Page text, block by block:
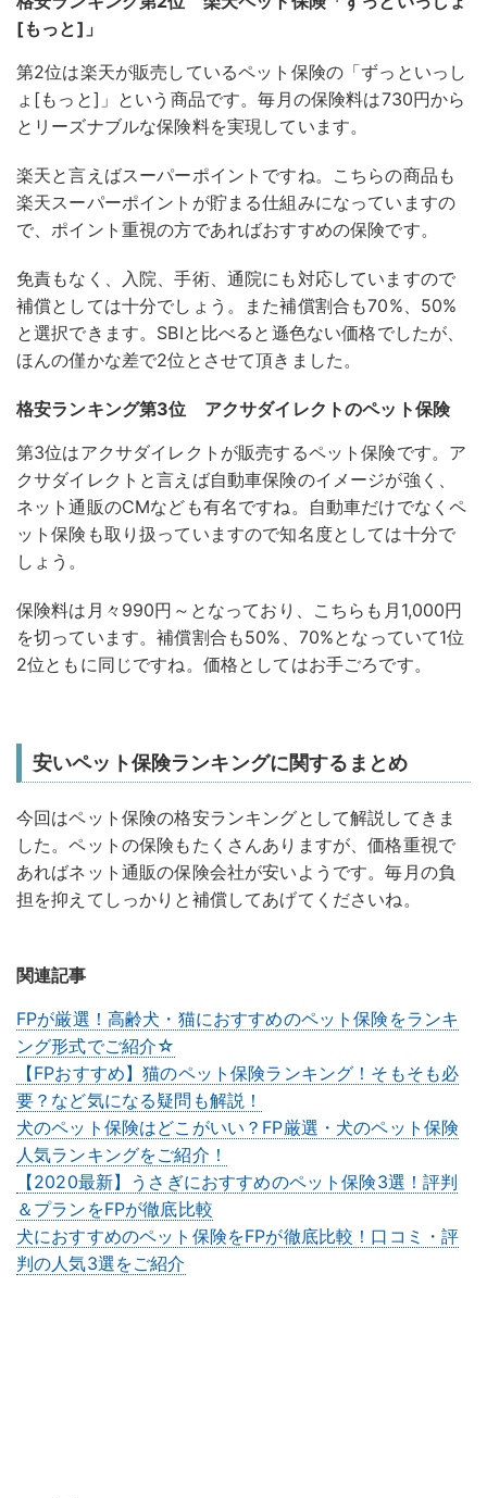
[もっと]」
第2位は楽天が販売しているペット保険の「ずっといっし
ょ[もっと]」という商品です。毎月の保険料は730円から
とリーズナブルな保険料を実現しています。
楽天と言えばスーパーポイントですね。こちらの商品も
楽天スーパーポイントが貯まる仕組みになっていますの
で、ポイント重視の方であればおすすめの保険です。
免責もなく、入院、手術、通院にも対応していますので
補償としては十分でしょう。また補償割合も70%、50%
と選択できます。SBIと比べると遜色ない価格でしたが、
ほんの僅かな差で2位とさせて頂きました。
格安ランキング第3位 アクサダイレクトのペット保険
第3位はアクサダイレクトが販売するペット保険です。ア
クサダイレクトと言えば自動車保険のイメージが強く、
ネット通販のCMなども有名ですね。自動車だけでなくペ
ット保険も取り扱っていますので知名度としては十分で
しょう。
保険料は月々990円～となっており、こちらも月1,000円
を切っています。補償割合も50%、70%となっていて1位
2位ともに同じですね。価格としてはお手ごろです。
安いペット保険ランキングに関するまとめ
今回はペット保険の格安ランキングとして解説してきま
した。ペットの保険もたくさんありますが、価格重視で
あればネット通販の保険会社が安いようです。毎月の負
担を抑えてしっかりと補償してあげてくださいね。
関連記事
FPが厳選！高齢犬・猫におすすめのペット保険をランキ
ング形式でご紹介☆
【FPおすすめ】猫のペット保険ランキング！そもそも必
要？など気になる疑問も解説！
犬のペット保険はどこがいい？FP厳選・犬のペット保険
人気ランキングをご紹介！
【2020最新】うさぎにおすすめのペット保険3選！評判
＆プランをFPが徹底比較
犬におすすめのペット保険をFPが徹底比較！口コミ・評
判の人気3選をご紹介